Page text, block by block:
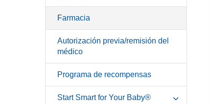
Farmacia
Autorización previa/remisión del
médico
Programa de recompensas
Start Smart for Your Baby®